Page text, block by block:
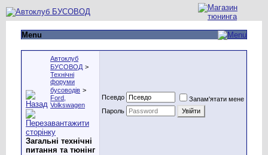
Menu
Автоклуб
БУСОВОД >
Технічні
форуми
бусоводів >
Ford,
Volkswagen
Загальні технічні
питання та тюнінг
Псевдо
Запам'ятати мене
Пароль